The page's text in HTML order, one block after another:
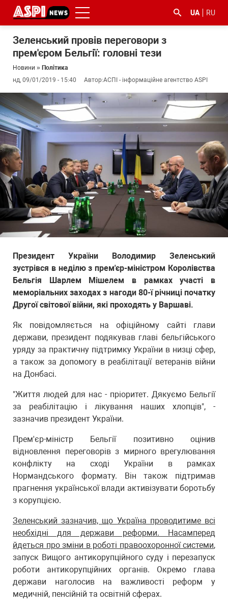
UA RU
Зеленський провів переговори з
прем'єром Бельгії: головні тези
Новини » Політика
нд, 09/01/2019 - 15:40
Автор:АСПІ - інформаційне агентство ASPI
Президент України Володимир Зеленський
зустрівся в неділю з прем'єр-міністром Королівства
Бельгія Шарлем Мішелем в рамках участі в
меморіальних заходах з нагоди 80-ї річниці початку
Другої світової війни, які проходять у Варшаві.
Як повідомляється на офіційному сайті глави
держави, президент подякував главі бельгійського
уряду за практичну підтримку України в низці сфер,
а також за допомогу в реабілітації ветеранів війни
на Донбасі.
"Життя людей для нас - пріоритет. Дякуємо Бельгії
за реабілітацію і лікування наших хлопців", -
зазначив президент України.
Прем'єр-міністр Бельгії позитивно оцінив
відновлення переговорів з мирного врегулювання
конфлікту на сході України в рамках
Нормандського формату. Він також підтримав
прагнення української влади активізувати боротьбу
з корупцією.
Зеленський зазначив, що Україна проводитиме всі
необхідні для держави реформи. Насамперед
йдеться про зміни в роботі правоохоронної системи,
запуск Вищого антикорупційного суду і перезапуск
роботи антикорупційних органів. Окремо глава
держави наголосив на важливості реформ у
медичній, пенсійній та освітній сферах.
#ООС
#боротьба
з
корупцією
#ДФС #коронавірус